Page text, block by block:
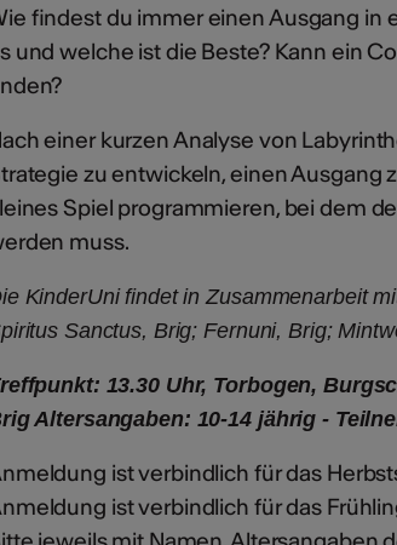
findest du immer einen Ausgang in
und welche ist die Beste? Kann ein
einer kurzen Analyse von
zu entwickeln, einen Ausgang
Spiel programmieren, bei dem
muss.
KinderUni findet in Zusammenarbeit
Sanctus, Brig; Fernuni, Brig;
13.30 Uhr, Torbogen,
Altersangaben: 10-14 jährig -
ist verbindlich für das
ist verbindlich für das